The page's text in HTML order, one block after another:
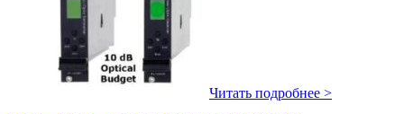
Читать подробнее >